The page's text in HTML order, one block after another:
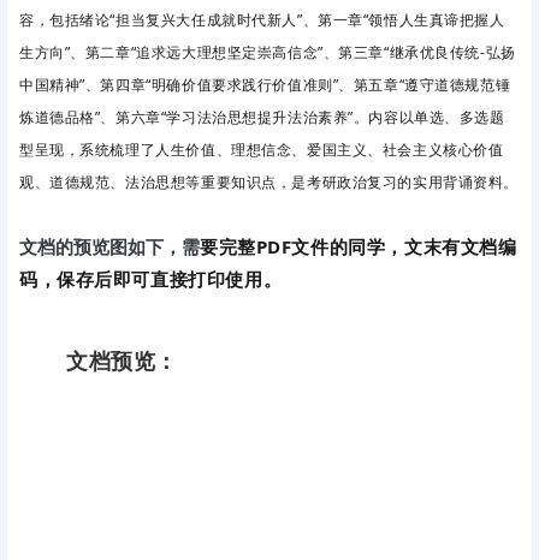
容，包括绪论“担当复兴大任成就时代新人”、第一章“领悟人生真谛把握人
生方向”、第二章“追求远大理想坚定崇高信念”、第三章“继承优良传统-弘扬
中国精神”、第四章“明确价值要求践行价值准则”、第五章“遵守道德规范锤
炼道德品格”、第六章“学习法治思想提升法治素养”。内容以单选、多选题
型呈现，系统梳理了人生价值、理想信念、爱国主义、社会主义核心价值
观、道德规范、法治思想等重要知识点，是考研政治复习的实用背诵资料。
文档的预览图如下，需要完整PDF文件的同学，文末有文档编
码，保存后即可直接打印使用。
文档预览：